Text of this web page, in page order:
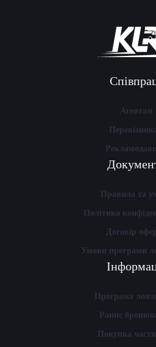
Агентам
Правила та
Політика
Договір
Умови програми
Програма
Раннє
Покупка